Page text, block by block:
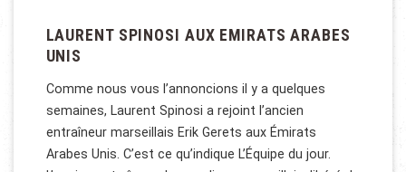
LAURENT SPINOSI AUX EMIRATS ARABES
UNIS
Comme nous vous l’annoncions il y a quelques
semaines, Laurent Spinosi a rejoint l’ancien
entraîneur marseillais Erik Gerets aux Émirats
Arabes Unis. C’est ce qu’indique L’Équipe du jour.